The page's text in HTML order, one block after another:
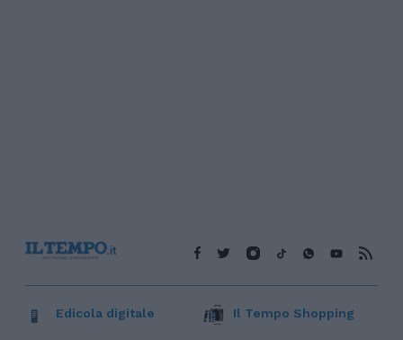
Edicola digitale Il Tempo Shopping